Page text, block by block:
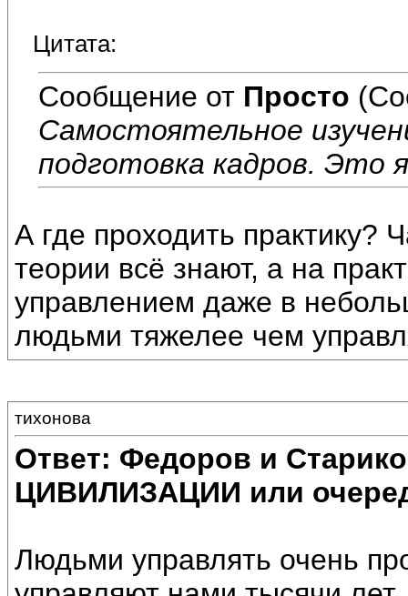
Цитата:
Сообщение от Просто
Самостоятельное
подготовка кадров. Это
А где проходить практику?
теории всё знают, а на
управлением даже в
людьми тяжелее чем
тихонова
Ответ: Федоров и
ЦИВИЛИЗАЦИИ или
Людьми управлять очень